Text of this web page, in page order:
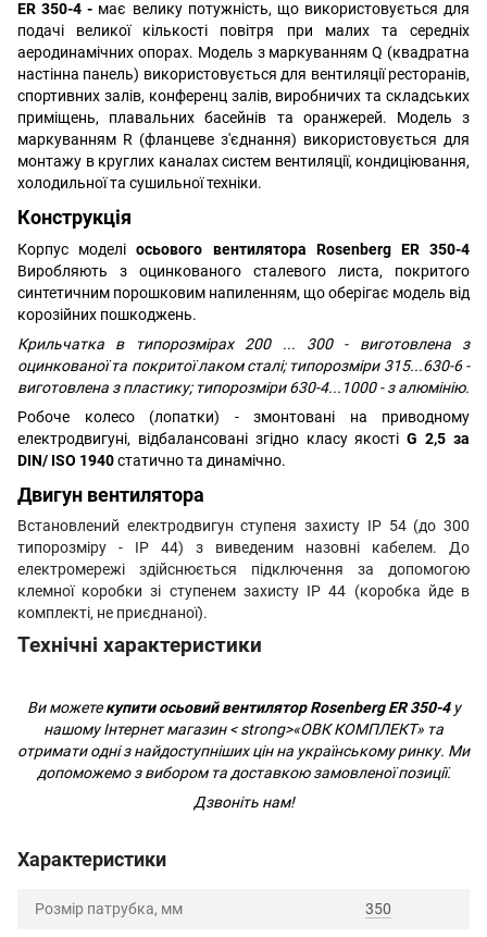
ER 350-4 - має велику потужність, що використовується для
подачі великої кількості повітря при малих та середніх
аеродинамічних опорах. Модель з маркуванням Q (квадратна
настінна панель) використовується для вентиляції ресторанів,
спортивних залів, конференц залів, виробничих та складських
приміщень, плавальних басейнів та оранжерей. Модель з
маркуванням R (фланцеве з'єднання) використовується для
монтажу в круглих каналах систем вентиляції, кондиціювання,
холодильної та сушильної техніки.
Конструкція
Корпус моделіосьового вентилятора Rosenberg ER 350-4
Виробляють з оцинкованого сталевого листа, покритого
синтетичним порошковим напиленням, що оберігає модель від
корозійних пошкоджень.
Крильчатка в типорозмірах 200 ... 300 - виготовлена ​​з
оцинкованої та покритої лаком сталі; типорозміри 315...630-6 -
виготовлена ​​з пластику; типорозміри 630-4...1000 - з алюмінію.
Робоче колесо (лопатки) - змонтовані на приводному
електродвигуні, відбалансовані згідно класу якостіG 2,5 за
DIN/ ISO 1940статично та динамічно.
Двигун вентилятора
Встановлений електродвигун ступеня захисту IP 54 (до 300
типорозміру - IP 44) з виведеним назовні кабелем. До
електромережі здійснюється підключення за допомогою
клемної коробки зі ступенем захисту IP 44 (коробка йде в
комплекті, не приєднаної).
Технічні характеристики
Ви можетекупити осьовий вентилятор Rosenberg ER 350-4у
нашому Інтернет магазин < strong>«ОВК КОМПЛЕКТ» та
отримати одні з найдоступніших цін на українському ринку. Ми
допоможемо з вибором та доставкою замовленої позиції.
Дзвоніть нам!
Характеристики
Розмір патрубка, мм 350